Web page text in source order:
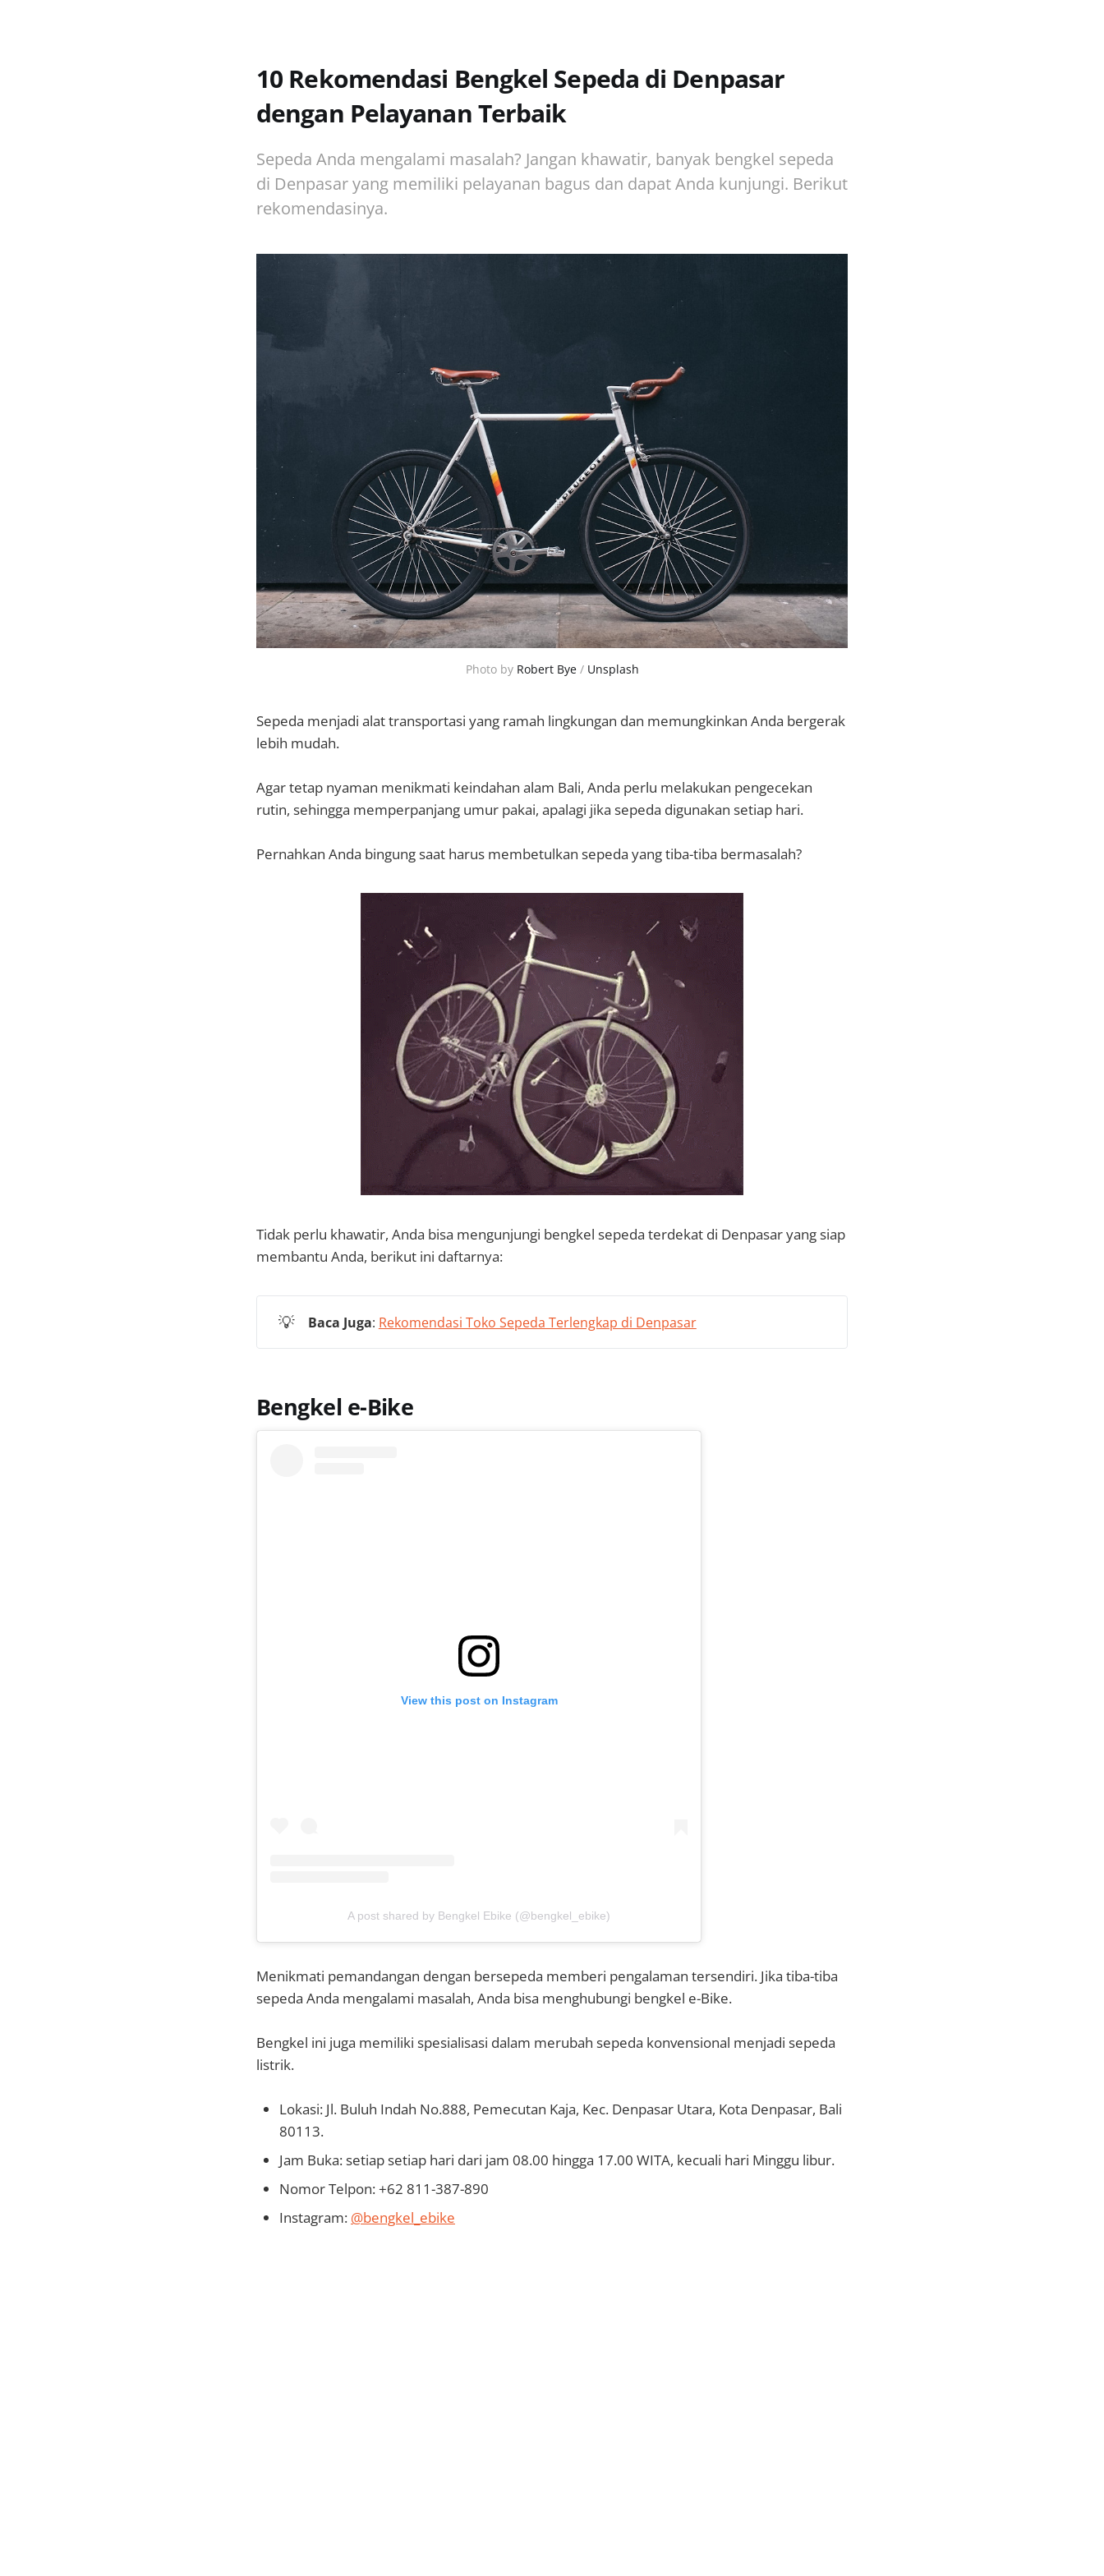
10 Rekomendasi Bengkel Sepeda di Denpasar
dengan Pelayanan Terbaik
Sepeda Anda mengalami masalah? Jangan khawatir, banyak bengkel sepeda
di Denpasar yang memiliki pelayanan bagus dan dapat Anda kunjungi. Berikut
rekomendasinya.
Photo by Robert Bye / Unsplash
Sepeda menjadi alat transportasi yang ramah lingkungan dan memungkinkan Anda bergerak
lebih mudah.
Agar tetap nyaman menikmati keindahan alam Bali, Anda perlu melakukan pengecekan
rutin, sehingga memperpanjang umur pakai, apalagi jika sepeda digunakan setiap hari.
Pernahkan Anda bingung saat harus membetulkan sepeda yang tiba-tiba bermasalah?
Tidak perlu khawatir, Anda bisa mengunjungi bengkel sepeda terdekat di Denpasar yang siap
membantu Anda, berikut ini daftarnya:
💡 Baca Juga: Rekomendasi Toko Sepeda Terlengkap di Denpasar
Bengkel e-Bike
View this post on Instagram
A post shared by Bengkel Ebike (@bengkel_ebike)
Menikmati pemandangan dengan bersepeda memberi pengalaman tersendiri. Jika tiba-tiba
sepeda Anda mengalami masalah, Anda bisa menghubungi bengkel e-Bike.
Bengkel ini juga memiliki spesialisasi dalam merubah sepeda konvensional menjadi sepeda
listrik.
Lokasi: Jl. Buluh Indah No.888, Pemecutan Kaja, Kec. Denpasar Utara, Kota Denpasar, Bali
80113.
Jam Buka: setiap setiap hari dari jam 08.00 hingga 17.00 WITA, kecuali hari Minggu libur.
Nomor Telpon: +62 811-387-890
Instagram: @bengkel_ebike